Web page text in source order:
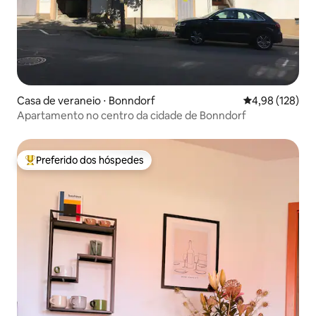
Casa de veraneio ⋅ Bonndorf 4,98 de uma
4,98 (128)
Apartamento no centro da cidade de Bonndorf
Entre os melhores preferidos dos hóspedes
Preferido dos hóspedes